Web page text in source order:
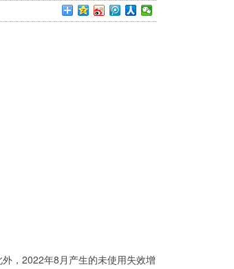
，2022年8月产生的未使用失效增